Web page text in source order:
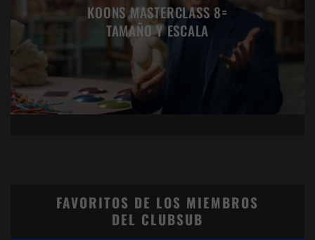
KOONS MASTERCLASS 8=
TAMAÑO Y ESCALA
FAVORITOS DE LOS MIEMBROS
DEL CLUBSUB